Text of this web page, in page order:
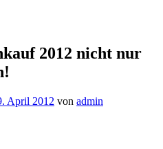
2012 nicht nur
April 2012 von admin